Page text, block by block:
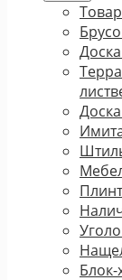
Блок-